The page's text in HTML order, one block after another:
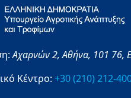
Αχαρνών 2,Αθήνα, 101 76,
Κέντρο: +30 (210) 212-